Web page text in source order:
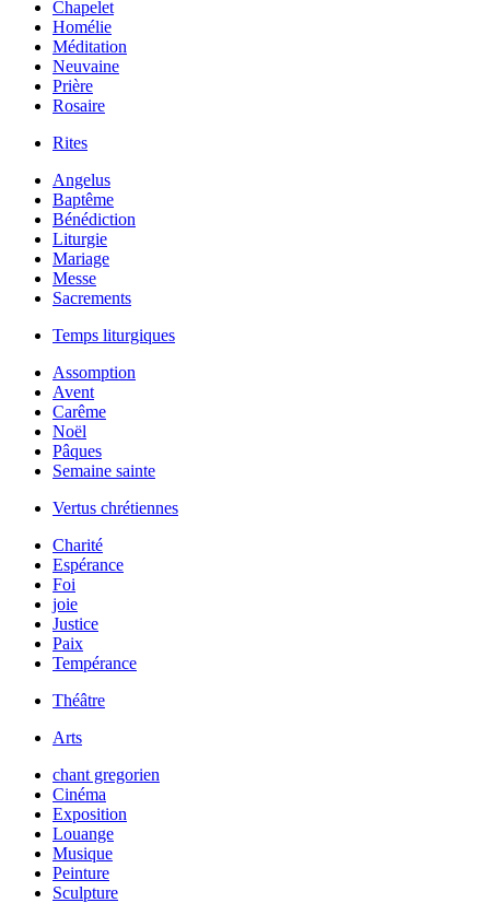
Chapelet
Homélie
Méditation
Neuvaine
Prière
Rosaire
Rites
Angelus
Baptême
Bénédiction
Liturgie
Mariage
Messe
Sacrements
Temps liturgiques
Assomption
Avent
Carême
Noël
Pâques
Semaine sainte
Vertus chrétiennes
Charité
Espérance
Foi
joie
Justice
Paix
Tempérance
Théâtre
Arts
chant gregorien
Cinéma
Exposition
Louange
Musique
Peinture
Sculpture